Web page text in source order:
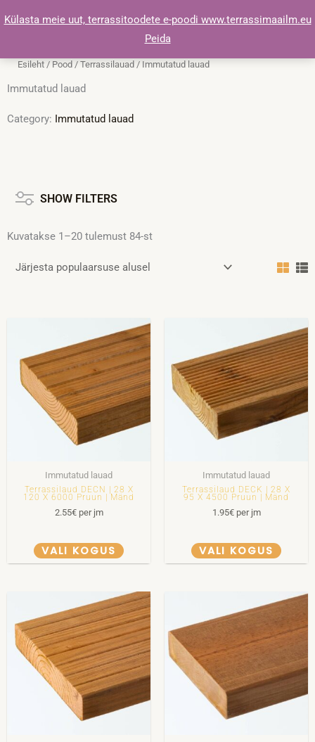
Külasta meie uut, terrassitoodete e-poodi www.terrassimaailm.eu
Peida
to
Esileht / Pood / Terrassilauad / Immutatud lauad
Immutatud lauad
Category: Immutatud lauad
SHOW FILTERS
Kuvatakse 1–20 tulemust 84-st
Immutatud lauad
Terrassilaud DECN | 28 X
120 X 6000 Pruun | Mänd
2.55€per jm
VALI KOGUS
Immutatud lauad
Terrassilaud DECK | 28 X
95 X 4500 Pruun | Mänd
1.95€per jm
VALI KOGUS